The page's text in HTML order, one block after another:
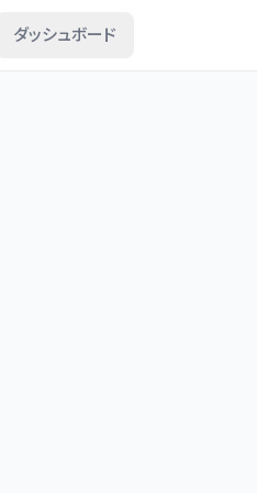
ダッシュボード